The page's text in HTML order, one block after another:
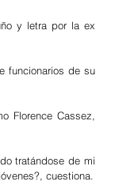
y letra por la ex
funcionarios de su
Florence Cassez,
tratándose de mi
cuestiona.